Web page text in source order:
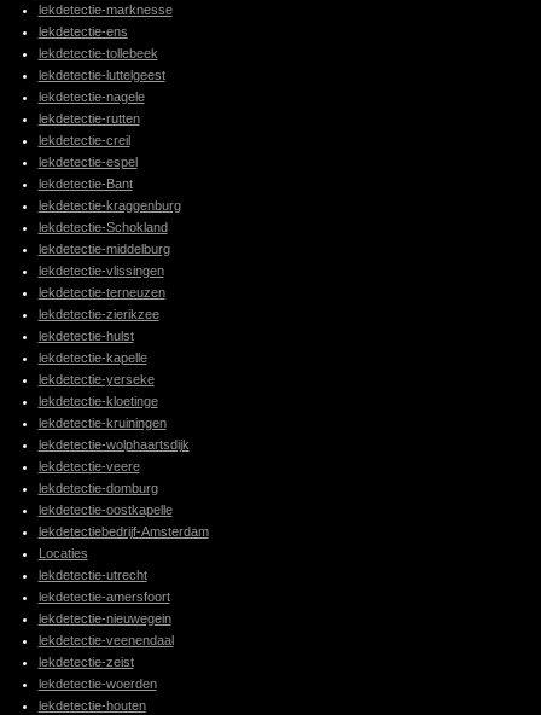
lekdetectie-marknesse
lekdetectie-ens
lekdetectie-tollebeek
lekdetectie-luttelgeest
lekdetectie-nagele
lekdetectie-rutten
lekdetectie-creil
lekdetectie-espel
lekdetectie-Bant
lekdetectie-kraggenburg
lekdetectie-Schokland
lekdetectie-middelburg
lekdetectie-vlissingen
lekdetectie-terneuzen
lekdetectie-zierikzee
lekdetectie-hulst
lekdetectie-kapelle
lekdetectie-yerseke
lekdetectie-kloetinge
lekdetectie-kruiningen
lekdetectie-wolphaartsdijk
lekdetectie-veere
lekdetectie-domburg
lekdetectie-oostkapelle
lekdetectiebedrijf-Amsterdam
Locaties
lekdetectie-utrecht
lekdetectie-amersfoort
lekdetectie-nieuwegein
lekdetectie-veenendaal
lekdetectie-zeist
lekdetectie-woerden
lekdetectie-houten